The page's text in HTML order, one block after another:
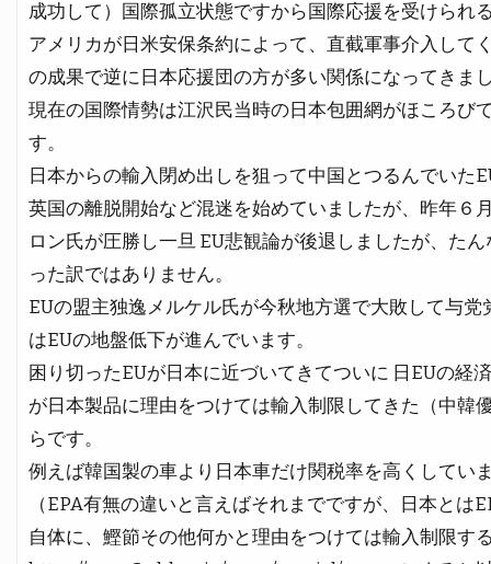
成功して）国際孤立状態ですから国際応援を受けられ
アメリカが日米安保条約によって、直截軍事介入して
の成果で逆に日本応援団の方が多い関係になってきま
現在の国際情勢は江沢民当時の日本包囲網がほころび
す。
日本からの輸入閉め出しを狙って中国とつるんでいた
英国の離脱開始など混迷を始めていましたが、昨年６
ロン氏が圧勝し一旦 EU悲観論が後退しましたが、た
った訳ではありません。
EUの盟主独逸メルケル氏が今秋地方選で大敗して与
はEUの地盤低下が進んでいます。
困り切ったEUが日本に近づいてきてついに 日EUの経
が日本製品に理由をつけては輸入制限してきた（中韓
らです。
例えば韓国製の車より日本車だけ関税率を高くしてい
（EPA有無の違いと言えばそれまでですが、日本とは
自体に、鰹節その他何かと理由をつけては輸入制限す